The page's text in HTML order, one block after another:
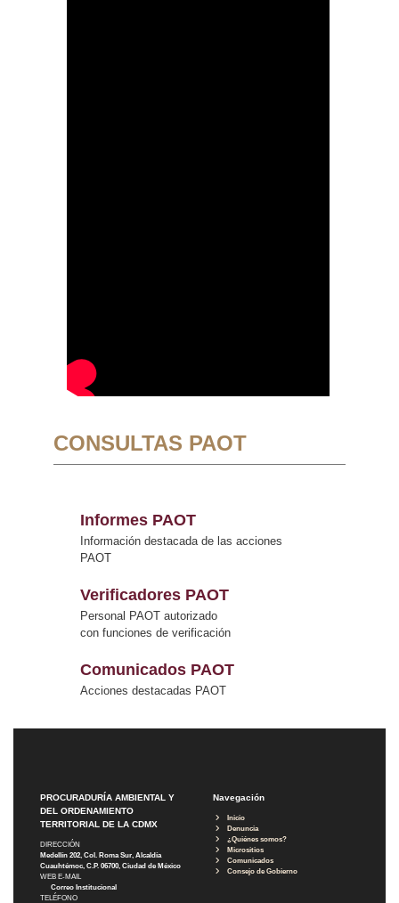
CONSULTAS PAOT
Informes PAOT
Información destacada de las acciones
PAOT
Verificadores PAOT
Personal PAOT autorizado
con funciones de verificación
Comunicados PAOT
Acciones destacadas PAOT
PROCURADURÍA AMBIENTAL Y
DEL ORDENAMIENTO
TERRITORIAL DE LA CDMX
DIRECCIÓN
Medellín 202, Col. Roma Sur, Alcaldía
Cuauhtémoc, C.P. 06700, Ciudad de México
WEB E-MAIL
Correo Institucional
TELÉFONO
Navegación
Inicio
Denuncia
¿Quiénes somos?
Micrositios
Comunicados
Consejo de Gobierno